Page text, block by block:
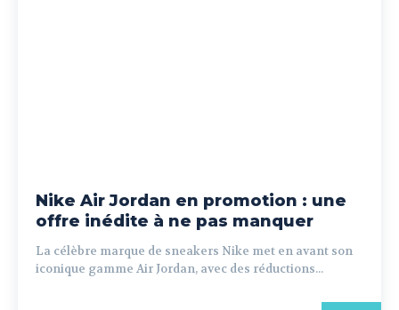
Nike Air Jordan en promotion : une
offre inédite à ne pas manquer
La célèbre marque de sneakers Nike met en avant son
iconique gamme Air Jordan, avec des réductions...